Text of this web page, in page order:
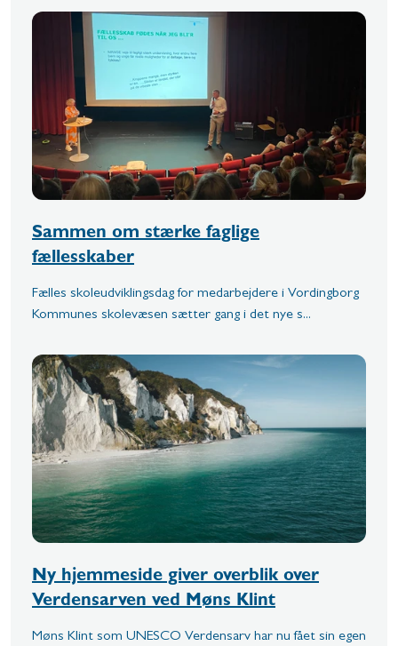
Sammen om stærke faglige
fællesskaber
Fælles skoleudviklingsdag for medarbejdere i Vordingborg
Kommunes skolevæsen sætter gang i det nye s...
Ny hjemmeside giver overblik over
Verdensarven ved Møns Klint
Møns Klint som UNESCO Verdensarv har nu fået sin egen